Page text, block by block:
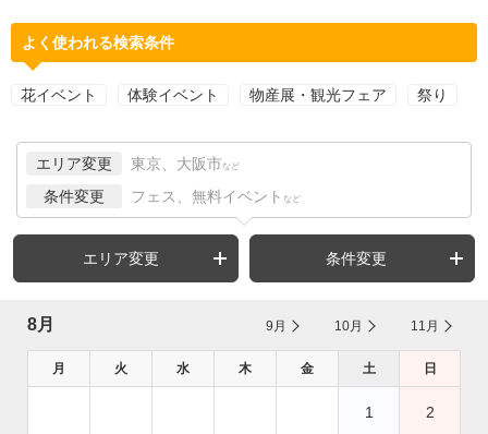
よく使われる検索条件
花イベント 体験イベント 物産展・観光フェア 祭り
エリア変更 東京、大阪市 など
条件変更 フェス、無料イベント など
エリア変更 条件変更
8月 9月 10月 11月
月 火 水 木 金 土 日
1 2